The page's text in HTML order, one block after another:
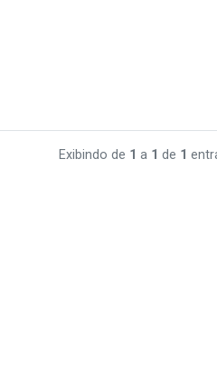
Exibindo de 1 a 1 de 1